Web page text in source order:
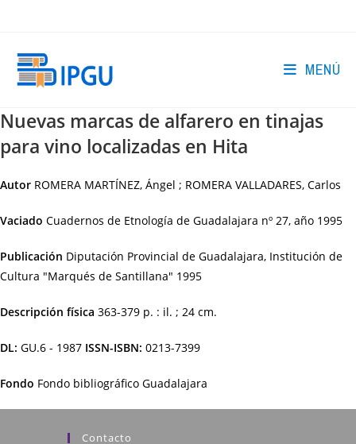
MENÚ
Nuevas marcas de alfarero en tinajas
para vino localizadas en Hita
Autor ROMERA MARTÍNEZ, Ángel ; ROMERA VALLADARES, Carlos
Vaciado Cuadernos de Etnología de Guadalajara nº 27, año 1995
Publicación Diputación Provincial de Guadalajara, Institución de
Cultura "Marqués de Santillana" 1995
Descripción física 363-379 p. : il. ; 24 cm.
DL: GU.6 - 1987 ISSN-ISBN: 0213-7399
Fondo Fondo bibliográfico Guadalajara
Contacto